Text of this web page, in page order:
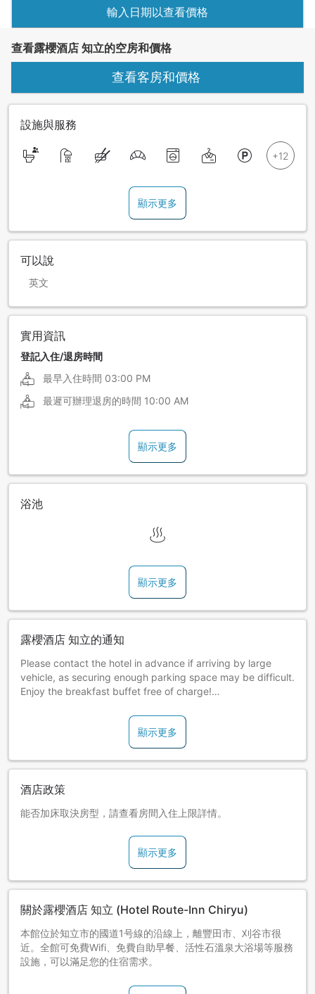
輸入日期以查看價格
查看露櫻酒店 知立的空房和價格
查看客房和價格
設施與服務
顯示更多
可以說
英文
實用資訊
登記入住/退房時間
最早入住時間 03:00 PM
最遲可辦理退房的時間 10:00 AM
顯示更多
浴池
顯示更多
露櫻酒店 知立的通知
Please contact the hotel in advance if arriving by large
vehicle, as securing enough parking space may be difficult.
Enjoy the breakfast buffet free of charge!
own bed. Please contact the hotel if any children will be
sharing beds due to the number of guests being over the
max number for the room. The rate for children sharing a
bed must be paid on-site at the hotel.
顯示更多
酒店政策
能否加床取決房型，請查看房間入住上限詳情。
顯示更多
關於露櫻酒店 知立 (Hotel Route-Inn Chiryu)
本館位於知立市的國道1号線的沿線上，離豐田市、刈谷市很
近。全館可免費Wifi、免費自助早餐、活性石溫泉大浴場等服務
設施，可以滿足您的住宿需求。